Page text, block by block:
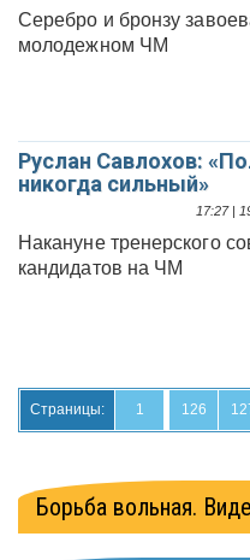
Серебро и бронзу
молодежном ЧМ
Руслан Савлохов:
никогда сильный»
17:27 |
Накануне тренерского
кандидатов на ЧМ
Страницы: 1 126
Борьба вольная.